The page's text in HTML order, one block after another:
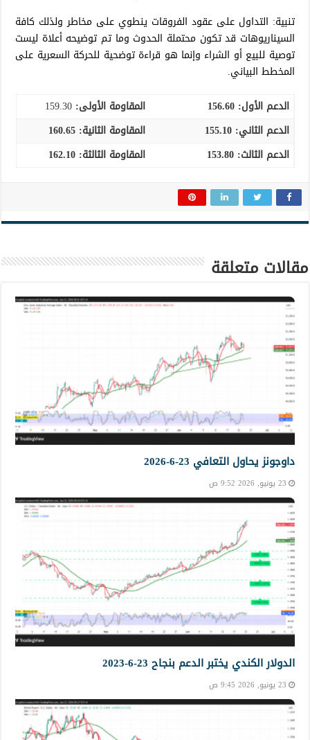
تنبية: التداول على عقود الفروقات ينطوي على مخاطر ولذلك كافة
السيناريوهات قد تكون محتملة الحدوث وما تم توضيحه أعلاة ليست
توصية للبيع أو الشراء وإنما هو قراءة توضحية للحركة السعرية على
المخطط البياني.
الدعم الأول: 156.60 المقاومة الأولى:
الدعم الثاني: 155.10 المقاومة الثانية: 160.65
الدعم الثالث:
المقاومة الثالثة: 162.10
مقالات متعلقة
داوجونز يحاول التعافي 23-6-2026
23 يونيو, 2026 9:52 ص
الدولار الكندي يختبر الدعم بنجاح 23-6-2023
23 يونيو, 2026 9:45 ص